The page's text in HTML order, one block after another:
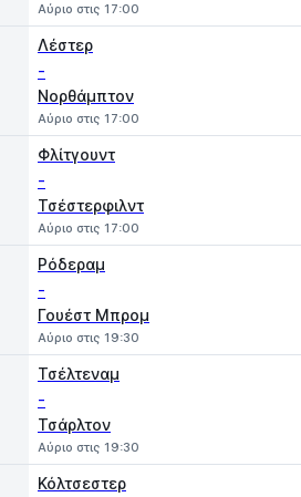
Αύριο στις 17:00
Λέστερ
-
Νορθάμπτον
Αύριο στις 17:00
Φλίτγουντ
-
Τσέστερφιλντ
Αύριο στις 17:00
Ρόδεραμ
-
Γουέστ Μπρομ
Αύριο στις 19:30
Τσέλτεναμ
-
Τσάρλτον
Αύριο στις 19:30
Κόλτσεστερ